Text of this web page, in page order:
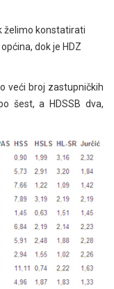
želimo konstatirati
dok je HDZ
veći broj zastupničkih
šest, a HDSSB dva,